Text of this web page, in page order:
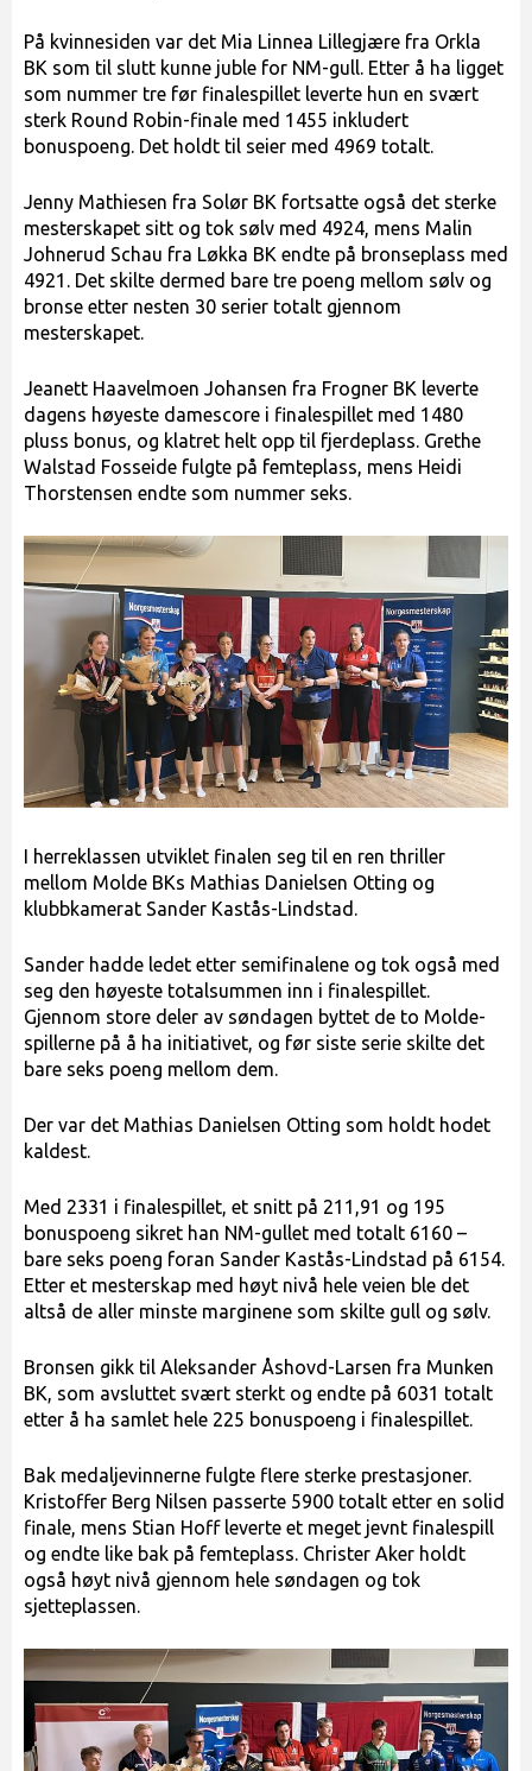
På kvinnesiden var det Mia Linnea Lillegjære fra Orkla
BK som til slutt kunne juble for NM-gull. Etter å ha ligget
som nummer tre før finalespillet leverte hun en svært
sterk Round Robin-finale med 1455 inkludert
bonuspoeng. Det holdt til seier med 4969 totalt.
Jenny Mathiesen fra Solør BK fortsatte også det sterke
mesterskapet sitt og tok sølv med 4924, mens Malin
Johnerud Schau fra Løkka BK endte på bronseplass med
4921. Det skilte dermed bare tre poeng mellom sølv og
bronse etter nesten 30 serier totalt gjennom
mesterskapet.
Jeanett Haavelmoen Johansen fra Frogner BK leverte
dagens høyeste damescore i finalespillet med 1480
pluss bonus, og klatret helt opp til fjerdeplass. Grethe
Walstad Fosseide fulgte på femteplass, mens Heidi
Thorstensen endte som nummer seks.
I herreklassen utviklet finalen seg til en ren thriller
mellom Molde BKs Mathias Danielsen Otting og
klubbkamerat Sander Kastås-Lindstad.
Sander hadde ledet etter semifinalene og tok også med
seg den høyeste totalsummen inn i finalespillet.
Gjennom store deler av søndagen byttet de to Molde-
spillerne på å ha initiativet, og før siste serie skilte det
bare seks poeng mellom dem.
Der var det Mathias Danielsen Otting som holdt hodet
kaldest.
Med 2331 i finalespillet, et snitt på 211,91 og 195
bonuspoeng sikret han NM-gullet med totalt 6160 –
bare seks poeng foran Sander Kastås-Lindstad på 6154.
Etter et mesterskap med høyt nivå hele veien ble det
altså de aller minste marginene som skilte gull og sølv.
Bronsen gikk til Aleksander Åshovd-Larsen fra Munken
BK, som avsluttet svært sterkt og endte på 6031 totalt
etter å ha samlet hele 225 bonuspoeng i finalespillet.
Bak medaljevinnerne fulgte flere sterke prestasjoner.
Kristoffer Berg Nilsen passerte 5900 totalt etter en solid
finale, mens Stian Hoff leverte et meget jevnt finalespill
og endte like bak på femteplass. Christer Aker holdt
også høyt nivå gjennom hele søndagen og tok
sjetteplassen.